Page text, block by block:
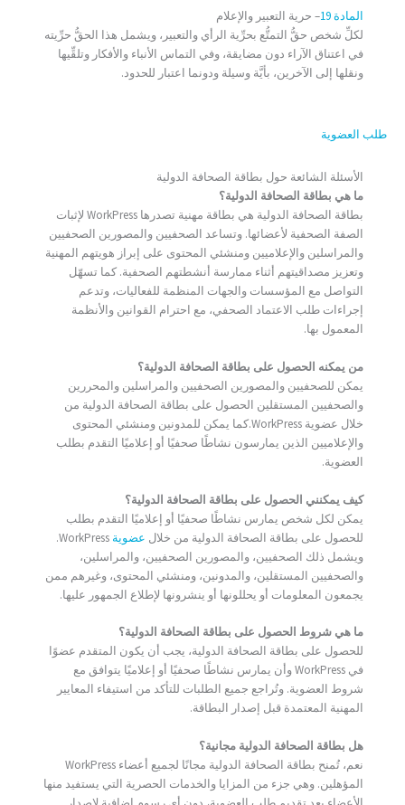
المادة 19
– حرية التعبير والإعلام
لكلِّ شخص حقُّ التمتُّع بحرِّية الرأي والتعبير، ويشمل هذا الحقُّ حرِّيته
في اعتناق الآراء دون مضايقة، وفي التماس الأنباء والأفكار وتلقِّيها
ونقلها إلى الآخرين، بأيَّة وسيلة ودونما اعتبار للحدود.
طلب العضوية
الأسئلة الشائعة حول بطاقة الصحافة الدولية
ما هي بطاقة الصحافة الدولية؟
بطاقة الصحافة الدولية هي بطاقة مهنية تصدرها WorkPress لإثبات
الصفة الصحفية لأعضائها. وتساعد الصحفيين والمصورين الصحفيين
والمراسلين والإعلاميين ومنشئي المحتوى على إبراز هويتهم المهنية
وتعزيز مصداقيتهم أثناء ممارسة أنشطتهم الصحفية. كما تسهّل
التواصل مع المؤسسات والجهات المنظمة للفعاليات، وتدعم
إجراءات طلب الاعتماد الصحفي، مع احترام القوانين والأنظمة
المعمول بها.
من يمكنه الحصول على بطاقة الصحافة الدولية؟
يمكن للصحفيين والمصورين الصحفيين والمراسلين والمحررين
والصحفيين المستقلين الحصول على بطاقة الصحافة الدولية من
خلال عضوية WorkPress.كما يمكن للمدونين ومنشئي المحتوى
والإعلاميين الذين يمارسون نشاطًا صحفيًا أو إعلاميًا التقدم بطلب
العضوية.
كيف يمكنني الحصول على بطاقة الصحافة الدولية؟
يمكن لكل شخص يمارس نشاطًا صحفيًا أو إعلاميًا التقدم بطلب
للحصول على بطاقة الصحافة الدولية من خلال عضوية
WorkPress.
ويشمل ذلك الصحفيين، والمصورين الصحفيين، والمراسلين،
والصحفيين المستقلين، والمدونين، ومنشئي المحتوى، وغيرهم ممن
يجمعون المعلومات أو يحللونها أو ينشرونها لإطلاع الجمهور عليها.
ما هي شروط الحصول على بطاقة الصحافة الدولية؟
للحصول على بطاقة الصحافة الدولية، يجب أن يكون المتقدم عضوًا
في WorkPress وأن يمارس نشاطًا صحفيًا أو إعلاميًا يتوافق مع
شروط العضوية. وتُراجع جميع الطلبات للتأكد من استيفاء المعايير
المهنية المعتمدة قبل إصدار البطاقة.
هل بطاقة الصحافة الدولية مجانية؟
نعم، تُمنح بطاقة الصحافة الدولية مجانًا لجميع أعضاء WorkPress
المؤهلين. وهي جزء من المزايا والخدمات الحصرية التي يستفيد منها